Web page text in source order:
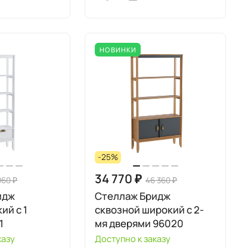
₽
с 1
НОВИНКИ
-25%
34 770 ₽ 46 360 ₽
Стеллаж Бридж
сквозной широкий с 2-
мя дверями 96020
Доступно к заказу